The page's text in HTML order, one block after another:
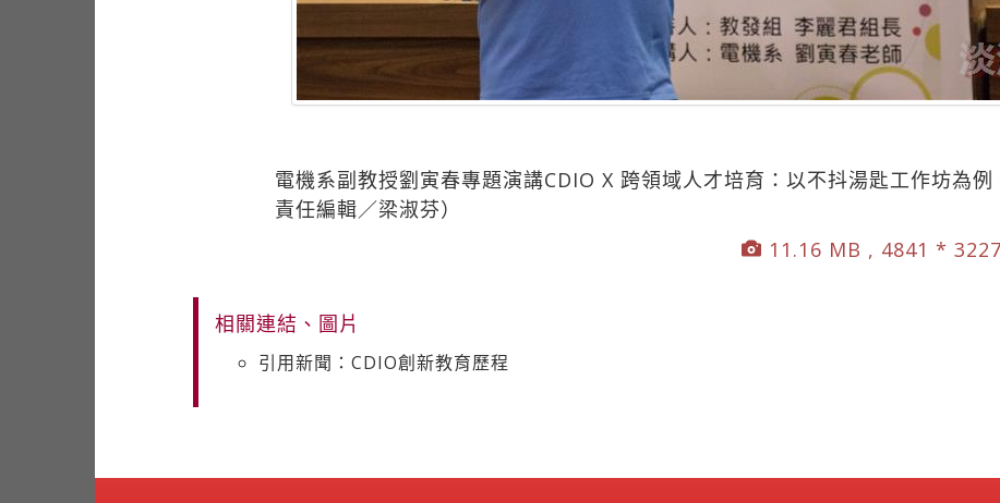
電機系副教授劉寅春專題演講CDIO X 跨領域人才培育：以不抖湯匙工作坊為例
責任編輯／梁淑芬）
11.16 MB , 4841 *
相關連結、圖片
引用新聞：CDIO創新教育歷程